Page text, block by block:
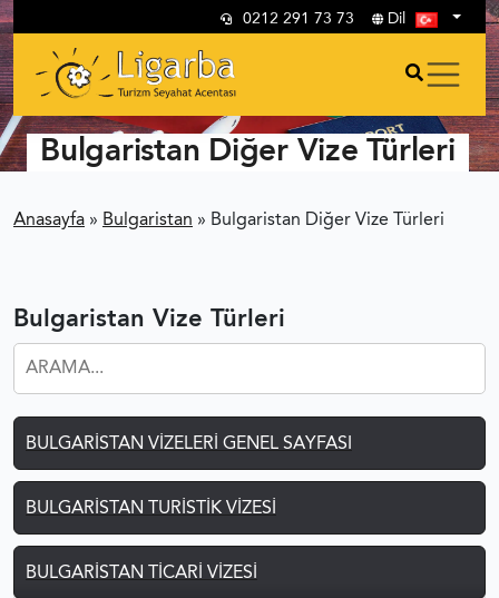
0212 291 73 73 Dil
Bulgaristan Diğer Vize Türleri
Anasayfa » Bulgaristan » Bulgaristan Diğer Vize Türleri
Bulgaristan Vize Türleri
BULGARISTAN VIZELERI GENEL SAYFASI
BULGARISTAN TURISTIK VIZESI
BULGARISTAN TICARI VIZESI